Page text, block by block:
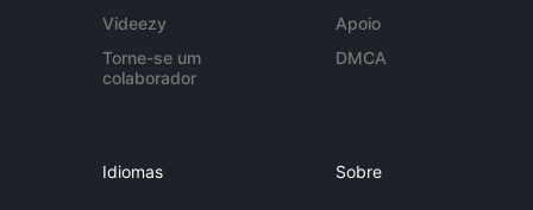
Videezy
Torne-se um
colaborador
Apoio
DMCA
Idiomas Sobre